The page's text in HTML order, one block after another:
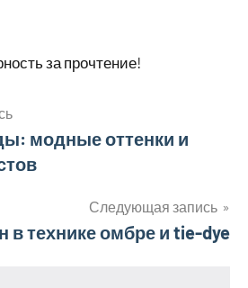
за прочтение!
модные оттенки и
Следующая запись
технике омбре и tie-dye